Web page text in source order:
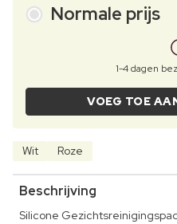
Normale prijs
1-4 dagen
VOEG TOE
Wit Roze
Beschrijving
Silicone